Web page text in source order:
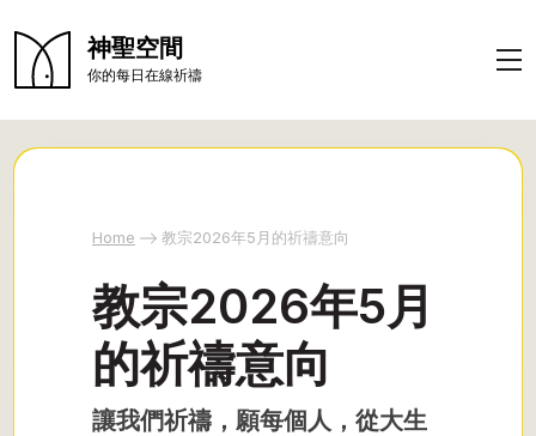
神聖空間
你的每日在線祈禱
Home 教宗2026年5月的祈禱意向
教宗2026年5月
的祈禱意向
讓我們祈禱，願每個人，從大生